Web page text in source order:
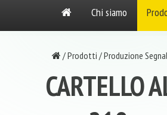
Chi siamo
/Prodotti /Produzione
CARTELLO